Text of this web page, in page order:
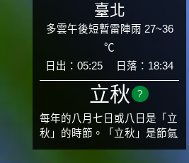
臺北
多雲午後短暫雷陣雨 27~36
℃
日出：05:25
日落：18:34
立秋 ?
每年的八月七日或八日是「立
秋」的時節。「立秋」是節氣
邁入秋涼的先聲，表示酷熱難